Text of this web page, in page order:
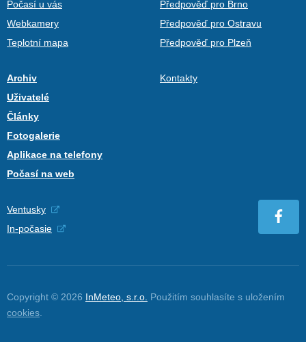
Počasí u vás
Webkamery
Teplotní mapa
Předpověď pro Brno
Předpověď pro Ostravu
Předpověď pro Plzeň
Archiv
Uživatelé
Články
Fotogalerie
Aplikace na telefony
Počasí na web
Kontakty
Ventusky
In-počasie
Copyright © 2026 InMeteo, s.r.o. Použitím souhlasíte s uložením
cookies